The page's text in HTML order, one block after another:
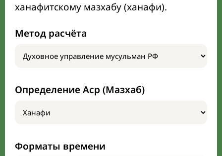
ханафитскому мазхабу (ханафи).
Метод расчёта
Определение Аср (Мазхаб)
Форматы времени